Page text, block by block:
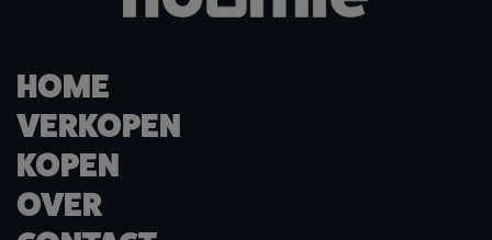
HOME
VERKOPEN
KOPEN
OVER